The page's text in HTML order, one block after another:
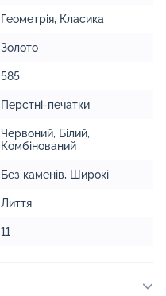
Геометрія, Класика
Золото
585
Перстні-печатки
Червоний, Білий,
Комбінований
Без каменів, Широкі
Лиття
11